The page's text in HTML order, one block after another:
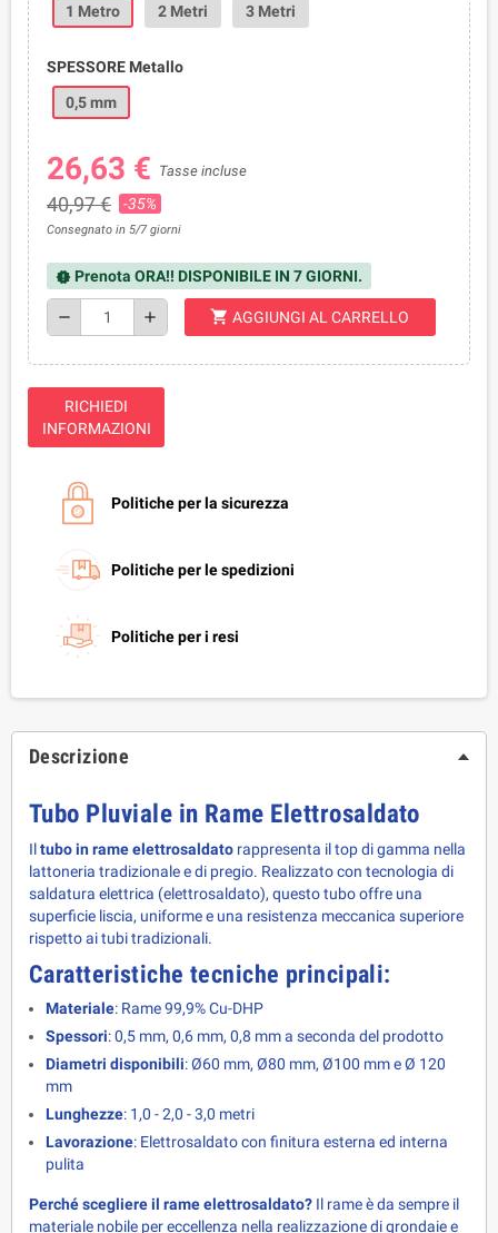
1 Metro
2 Metri 3 Metri
SPESSORE Metallo
0,5 mm
26,63 € Tasse incluse
40,97 € -35%
Consegnato in 5/7 giorni
new_releases Prenota ORA!! DISPONIBILE IN 7 GIORNI.
remove add shopping_cart AGGIUNGI AL CARRELLO
RICHIEDI
INFORMAZIONI
Politiche per la sicurezza
Politiche per le spedizioni
Politiche per i resi
Descrizione
Tubo Pluviale in Rame Elettrosaldato
Il tubo in rame elettrosaldato rappresenta il top di gamma nella
lattoneria tradizionale e di pregio. Realizzato con tecnologia di
saldatura elettrica (elettrosaldato), questo tubo offre una
superficie liscia, uniforme e una resistenza meccanica superiore
rispetto ai tubi tradizionali.
Caratteristiche tecniche principali:
Materiale: Rame 99,9% Cu-DHP
Spessori: 0,5 mm, 0,6 mm, 0,8 mm a seconda del prodotto
Diametri disponibili: Ø60 mm, Ø80 mm, Ø100 mm e Ø 120
mm
Lunghezze: 1,0 - 2,0 - 3,0 metri
Lavorazione: Elettrosaldato con finitura esterna ed interna
pulita
Perché scegliere il rame elettrosaldato? Il rame è da sempre il
materiale nobile per eccellenza nella realizzazione di grondaie e